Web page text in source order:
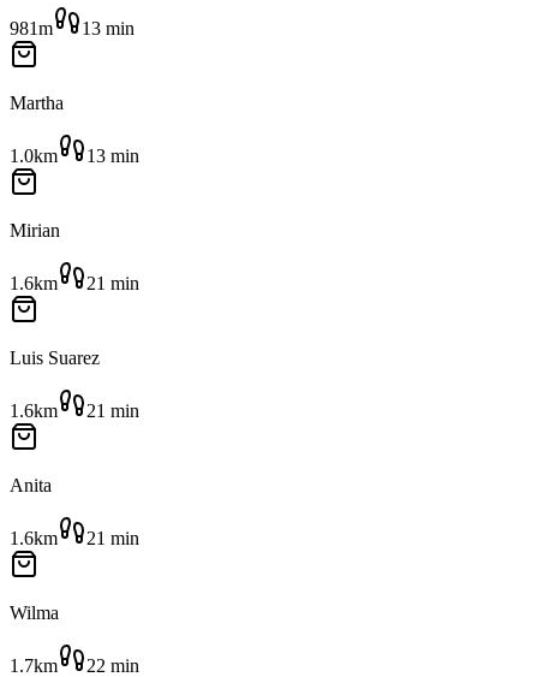
981m 13 min
Martha
1.0km 13 min
Mirian
1.6km 21 min
Luis Suarez
1.6km 21 min
Anita
1.6km 21 min
Wilma
1.7km 22 min